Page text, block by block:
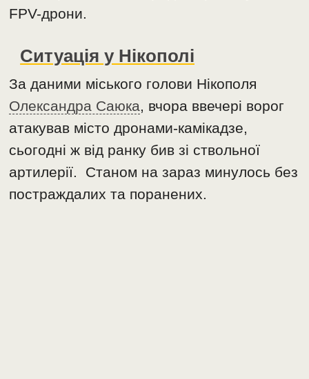
FPV-дрони.
Ситуація у Нікополі
За даними міського голови Нікополя
Олександра Саюка, вчора ввечері ворог
атакував місто дронами-камікадзе,
сьогодні ж від ранку бив зі ствольної
артилерії. Станом на зараз минулось без
постраждалих та поранених.